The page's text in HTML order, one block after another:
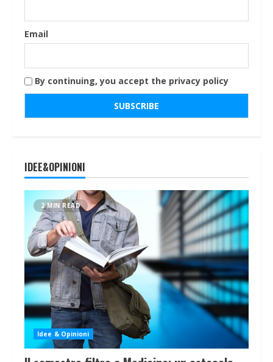
Email
By continuing, you accept the privacy policy
IDEE&OPINIONI
2 MIN READ
Idee & Opinioni